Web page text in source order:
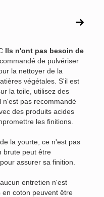
Ils n'ont pas besoin de
de pulvériser
la nettoyer de la
végétales. S'il est
la toile, utilisez des
n'est pas recommandé
des produits acides
les finitions.
la yourte, ce n'est pas
brute peut être
assurer sa finition.
entretien n'est
en coton peuvent être